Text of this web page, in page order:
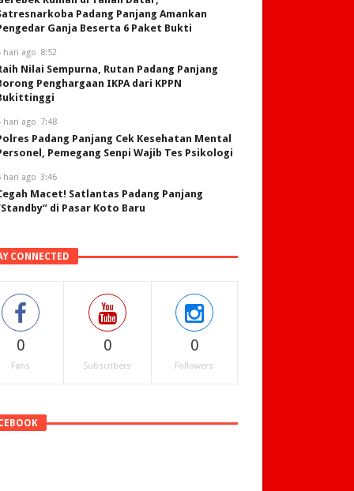
Padang Panjang Amankan
Ganja Beserta 6 Paket Bukti
hari ago 8:52
Nilai Sempurna, Rutan Padang Panjang
Penghargaan IKPA dari KPPN
hari ago 7:48
Padang Panjang Cek Kesehatan Mental
Pemegang Senpi Wajib Tes Psikologi
hari ago 3:46
Macet! Satlantas Padang Panjang
di Pasar Koto Baru
CONNECTED
0
Fans
0
Subscribers
0
Followers